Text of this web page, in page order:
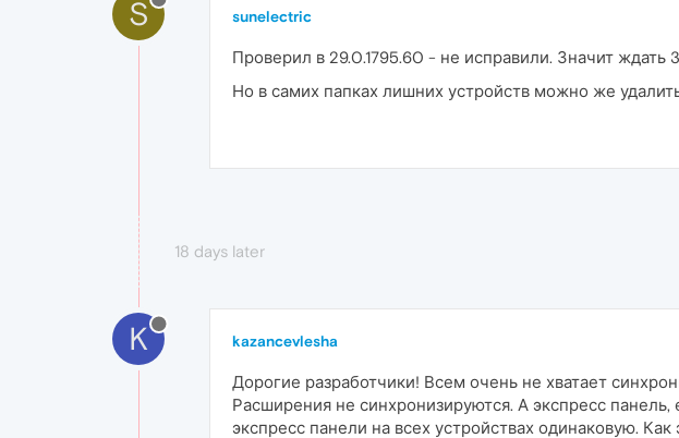
S sunelectric
Проверил в 29.0.1795.60 - не исправили. Значит
Но в самих папках лишних устройств можно же
18 days later
K kazancevlesha
Дорогие разработчики! Всем очень не хватает
Расширения не синхронизируются. А экспресс
экспресс панели на всех устройствах одинаковую.